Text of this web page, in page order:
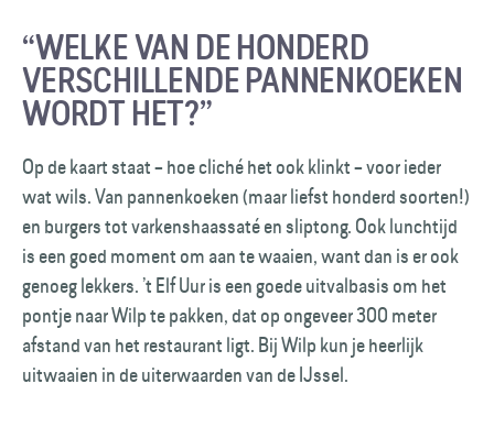
“WELKE VAN DE HONDERD
VERSCHILLENDE PANNENKOEKEN
WORDT HET?”
Op de kaart staat – hoe cliché het ook klinkt – voor ieder
wat wils. Van pannenkoeken (maar liefst honderd soorten!)
en burgers tot varkenshaassaté en sliptong. Ook lunchtijd
is een goed moment om aan te waaien, want dan is er ook
genoeg lekkers. ’t Elf Uur is een goede uitvalbasis om het
pontje naar Wilp te pakken, dat op ongeveer 300 meter
afstand van het restaurant ligt. Bij Wilp kun je heerlijk
uitwaaien in de uiterwaarden van de IJssel.